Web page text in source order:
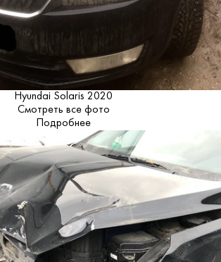
Hyundai Solaris 2020
Смотреть все фото
Подробнее